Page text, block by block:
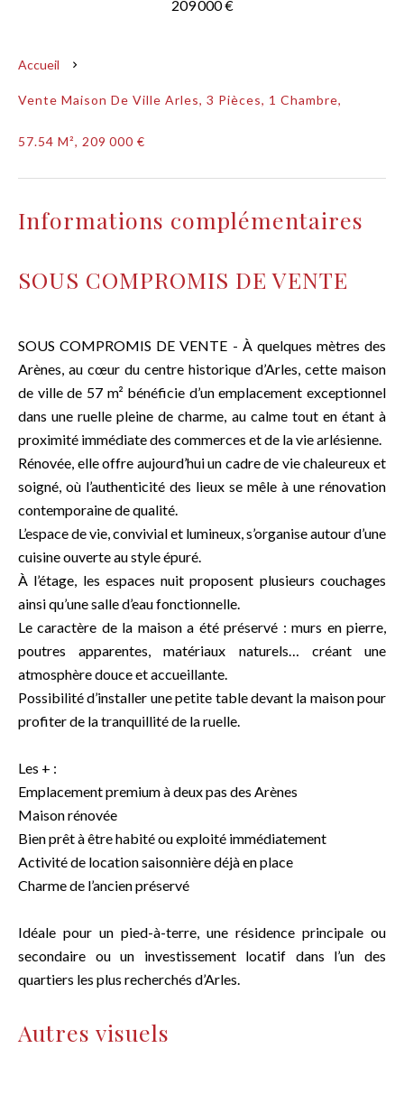
209 000 €
Accueil
Vente Maison De Ville Arles, 3 Pièces, 1 Chambre,
57.54 M², 209 000 €
Informations complémentaires
SOUS COMPROMIS DE VENTE
SOUS COMPROMIS DE VENTE - À quelques mètres des
Arènes, au cœur du centre historique d’Arles, cette maison
de ville de 57 m² bénéficie d’un emplacement exceptionnel
dans une ruelle pleine de charme, au calme tout en étant à
proximité immédiate des commerces et de la vie arlésienne.
Rénovée, elle offre aujourd’hui un cadre de vie chaleureux et
soigné, où l’authenticité des lieux se mêle à une rénovation
contemporaine de qualité.
L’espace de vie, convivial et lumineux, s’organise autour d’une
cuisine ouverte au style épuré.
À l’étage, les espaces nuit proposent plusieurs couchages
ainsi qu’une salle d’eau fonctionnelle.
Le caractère de la maison a été préservé : murs en pierre,
poutres apparentes, matériaux naturels… créant une
atmosphère douce et accueillante.
Possibilité d’installer une petite table devant la maison pour
profiter de la tranquillité de la ruelle.
Les + :
Emplacement premium à deux pas des Arènes
Maison rénovée
Bien prêt à être habité ou exploité immédiatement
Activité de location saisonnière déjà en place
Charme de l’ancien préservé
Idéale pour un pied-à-terre, une résidence principale ou
secondaire ou un investissement locatif dans l’un des
quartiers les plus recherchés d’Arles.
Autres visuels